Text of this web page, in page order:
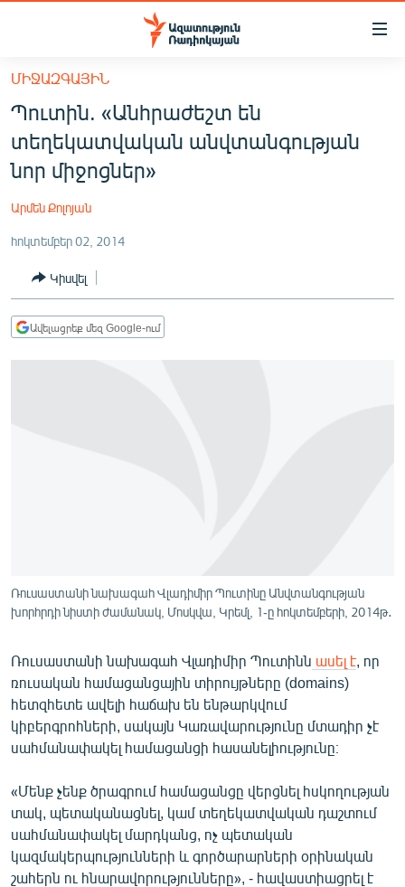
Մատչելիության
հիմնական
բովանդակությանը
Անցնել
հիմնական
մենյուին
ՀԱՅԱՍՏԱՆ
ՔԱՂԱՔԱԿԱՆ
ՏՆՏԵՍՈՒԹՅՈՒՆ
ՂԱՐԱԲԱՂ
ԱՐԽԻՎ
ԲԱՆԱՎԵՃ
ՁԳՏԵԼՈՎ ԼԱՎԱԳՈՒՅՆԻՆ
ՓՈԴՔԱՍԹ
Հայերեն
English
Русский
ՄԻՋԱԶԳԱՅԻՆ
Պուտին. «Անհրաժեշտ են
տեղեկատվական անվտանգության
նոր միջոցներ»
Արմեն Քոլոյան
հոկտեմբեր 02, 2014
Կիսվել
Ավելացրեք մեզ Google-ում
Ռուսաստանի նախագահ Վլադիմիր Պուտինը Անվտանգության
խորհրդի նիստի ժամանակ, Մոսկվա, Կրեմլ, 1-ը հոկտեմբերի, 2014թ․
Ռուսաստանի նախագահ Վլադիմիր Պուտինն ասել է, որ
ռուսական համացանցային տիրույթները (domains)
հետզհետե ավելի հաճախ են ենթարկվում
կիբերգրոհների, սակայն Կառավարությունը մտադիր չէ
սահմանափակել համացանցի հասանելիությունը։
«Մենք չենք ծրագրում համացանցը վերցնել հսկողության
տակ, պետականացնել, կամ տեղեկատվական դաշտում
սահմանափակել մարդկանց, ոչ պետական
կազմակերպությունների և գործարարների օրինական
շահերն ու հնարավորությունները», - հավաստիացրել է